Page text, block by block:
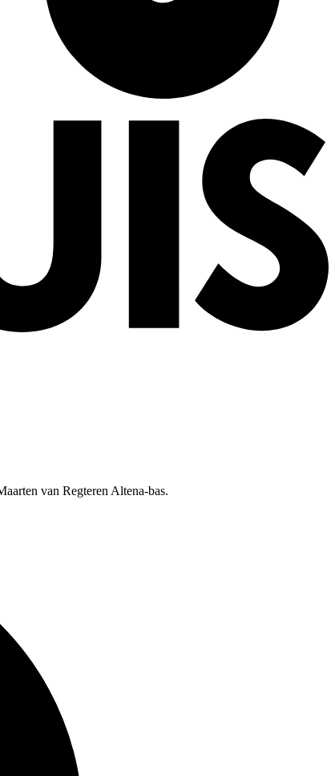
van Regteren Altena-bas.